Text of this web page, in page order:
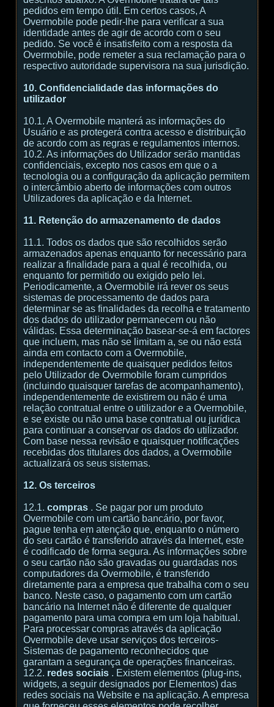
pedidos em tempo útil. Em certos casos, A
Overmobile pode pedir-lhe para verificar a sua
identidade antes de agir de acordo com o seu
pedido. Se você é insatisfeito com a resposta da
Overmobile, pode remeter a sua reclamação para o
respectivo autoridade supervisora na sua jurisdição.
10. Confidencialidade das informações do
utilizador
10.1. A Overmobile manterá as informações do
Usuário e as protegerá contra acesso e distribuição
de acordo com as regras e regulamentos internos.
10.2. As informações do Utilizador serão mantidas
confidenciais, excepto nos casos em que o a
tecnologia ou a configuração da aplicação permitem
o intercâmbio aberto de informações com outros
Utilizadores da aplicação e da Internet.
11. Retenção do armazenamento de dados
11.1. Todos os dados que são recolhidos serão
armazenados apenas enquanto for necessário para
realizar a finalidade para a qual é recolhida, ou
enquanto for permitido ou exigido pelo lei.
Periodicamente, a Overmobile irá rever os seus
sistemas de processamento de dados para
determinar se as finalidades da recolha e tratamento
dos dados do utilizador permanecem ou não
válidas. Essa determinação basear-se-á em factores
que incluem, mas não se limitam a, se ou não está
ainda em contacto com a Overmobile,
independentemente de quaisquer pedidos feitos
pelo Utilizador de Overmobile foram cumpridos
(incluindo quaisquer tarefas de acompanhamento),
independentemente de existirem ou não é uma
relação contratual entre o utilizador e a Overmobile,
e se existe ou não uma base contratual ou jurídica
para continuar a conservar os dados do utilizador.
Com base nessa revisão e quaisquer notificações
recebidas dos titulares dos dados, a Overmobile
actualizará os seus sistemas.
12. Os terceiros
12.1. compras . Se pagar por um produto
Overmobile com um cartão bancário, por favor,
pague tenha em atenção que, enquanto o número
do seu cartão é transferido através da Internet, este
é codificado de forma segura. As informações sobre
o seu cartão não são gravadas ou guardadas nos
computadores da Overmobile, é transferido
diretamente para a empresa que trabalha com o seu
banco. Neste caso, o pagamento com um cartão
bancário na Internet não é diferente de qualquer
pagamento para uma compra em um loja habitual.
Para processar compras através da aplicação
Overmobile deve usar serviços dos terceiros-
Sistemas de pagamento reconhecidos que
garantam a segurança de operações financeiras.
12.2. redes sociais . Existem elementos (plug-ins,
widgets, a seguir designados por Elementos) das
redes sociais na Website e na aplicação. A empresa